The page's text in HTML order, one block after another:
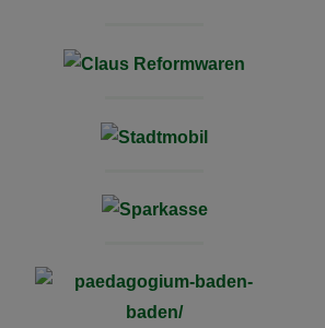
Tim Krauth bei der Beachhandball-WM